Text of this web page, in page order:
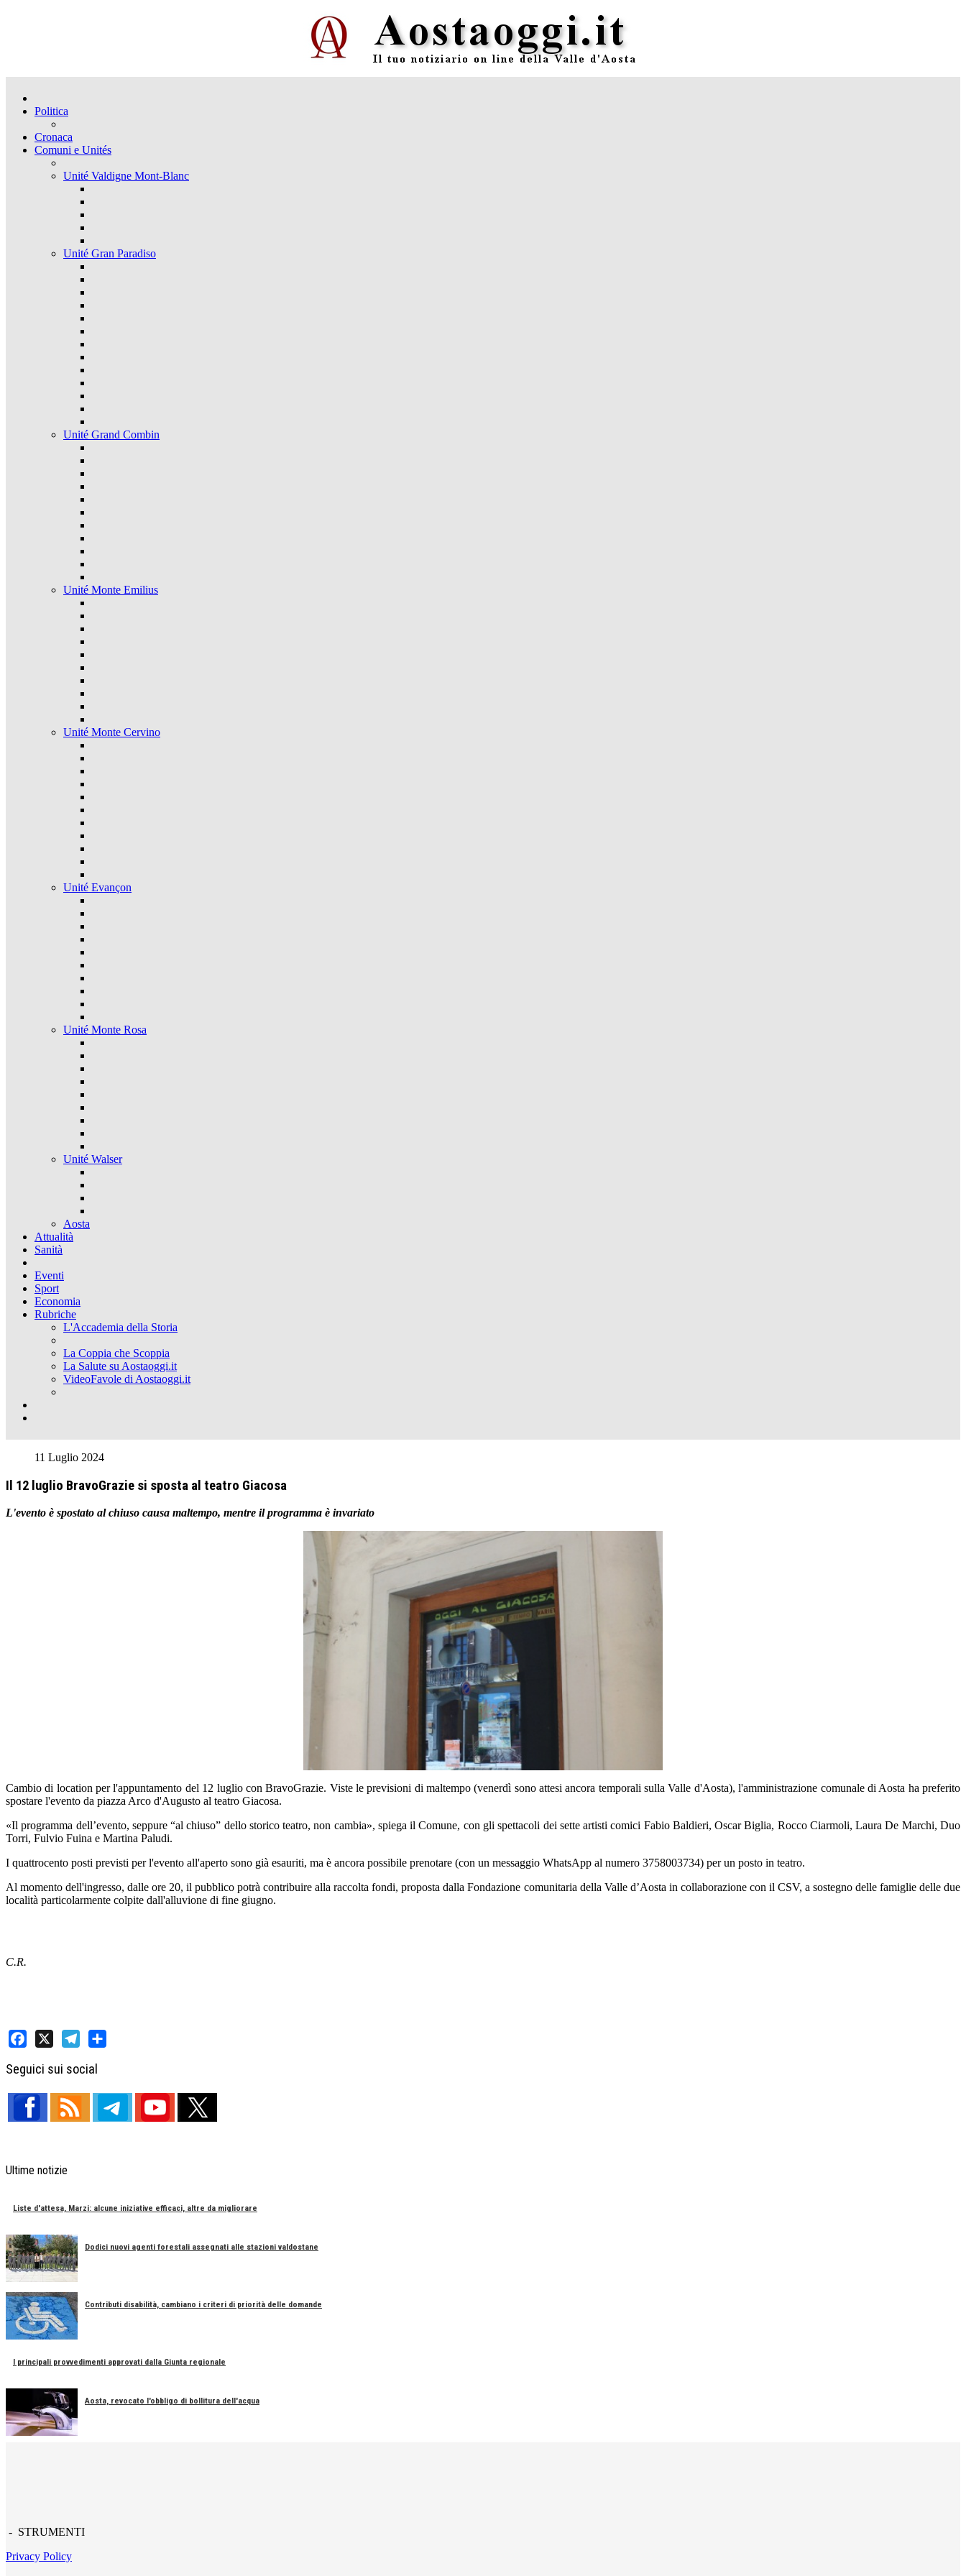
Politica
Cronaca
Comuni e Unités
Unité Valdigne Mont-Blanc
Unité Gran Paradiso
Unité Grand Combin
Unité Monte Emilius
Unité Monte Cervino
Unité Evançon
Unité Monte Rosa
Unité Walser
Aosta
Attualità
Sanità
Eventi
Sport
Economia
Rubriche
L'Accademia della Storia
La Coppia che Scoppia
La Salute su Aostaoggi.it
VideoFavole di Aostaoggi.it
11 Luglio 2024
Il 12 luglio BravoGrazie si sposta al teatro Giacosa
L'evento è spostato al chiuso causa maltempo, mentre il programma è invariato
Cambio di location per l'appuntamento del 12 luglio con BravoGrazie. Viste le previsioni di maltempo (venerdì sono attesi ancora temporali sulla Valle d'Aosta), l'amministrazione comunale di Aosta ha preferito
spostare l'evento da piazza Arco d'Augusto al teatro Giacosa.
«Il programma dell’evento, seppure “al chiuso” dello storico teatro, non cambia», spiega il Comune, con gli spettacoli dei sette artisti comici Fabio Baldieri, Oscar Biglia, Rocco Ciarmoli, Laura De Marchi, Duo
Torri, Fulvio Fuina e Martina Paludi.
I quattrocento posti previsti per l'evento all'aperto sono già esauriti, ma è ancora possibile prenotare (con un messaggio WhatsApp al numero 3758003734) per un posto in teatro.
Al momento dell'ingresso, dalle ore 20, il pubblico potrà contribuire alla raccolta fondi, proposta dalla Fondazione comunitaria della Valle d’Aosta in collaborazione con il CSV, a sostegno delle famiglie delle due
località particolarmente colpite dall'alluvione di fine giugno.
C.R.
Seguici sui social
Ultime notizie
Liste d'attesa, Marzi: alcune iniziative efficaci, altre da migliorare
Dodici nuovi agenti forestali assegnati alle stazioni valdostane
Contributi disabilità, cambiano i criteri di priorità delle domande
I principali provvedimenti approvati dalla Giunta regionale
Aosta, revocato l'obbligo di bollitura dell'acqua
- STRUMENTI
Privacy Policy